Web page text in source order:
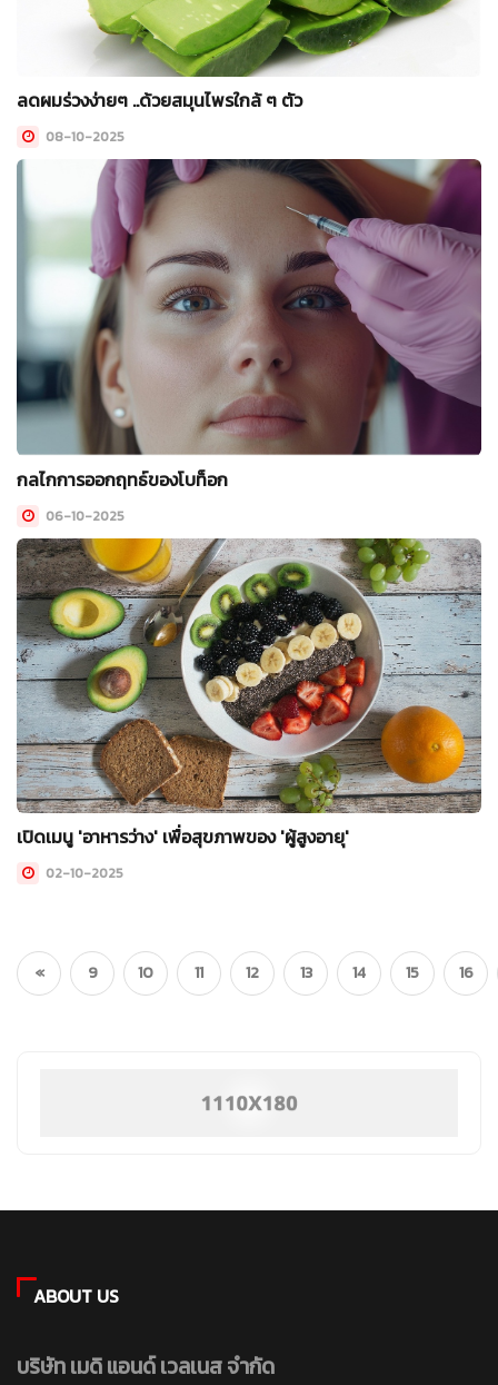
ลดผมร่วงง่ายๆ ..ด้วยสมุนไพรใกล้ ๆ ตัว
08-10-2025
กลไกการออกฤทธ์ของโบท็อก
06-10-2025
เปิดเมนู 'อาหารว่าง' เพื่อสุขภาพของ 'ผู้สูงอายุ'
02-10-2025
« 9 10 11 12 13 14 15 16
ABOUT US
บริษัท เมดิ แอนด์ เวลเนส จำกัด